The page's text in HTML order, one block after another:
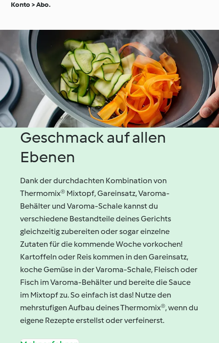
Konto > Abo.
Geschmack auf allen
Ebenen
Dank der durchdachten Kombination von
Thermomix® Mixtopf, Gareinsatz, Varoma-
Behälter und Varoma-Schale kannst du
verschiedene Bestandteile deines Gerichts
gleichzeitig zubereiten oder sogar einzelne
Zutaten für die kommende Woche vorkochen!
Kartoffeln oder Reis kommen in den Gareinsatz,
koche Gemüse in der Varoma-Schale, Fleisch oder
Fisch im Varoma-Behälter und bereite die Sauce
im Mixtopf zu. So einfach ist das! Nutze den
mehrstufigen Aufbau deines Thermomix®, wenn du
eigene Rezepte erstellst oder verfeinerst.